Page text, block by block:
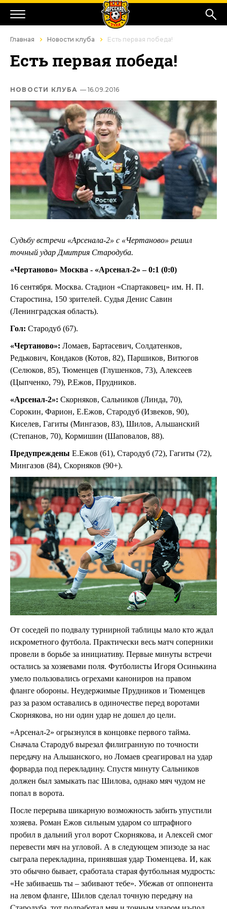
Главная Новости клуба Есть первая победа!
Есть первая победа!
НОВОСТИ КЛУБА — 16.09.2016
Судьбу встречи «Арсенала-2» с «Чертаново» решил
точный удар Дмитрия Стародуба.
«Чертаново» Москва - «Арсенал-2» – 0:1 (0:0)
16 сентября. Москва. Стадион «Спартаковец» им. Н. П.
Старостина, 150 зрителей. Судья Денис Савин
(Ленинградская область).
Гол: Стародуб (67).
«Чертаново»: Ломаев, Бартасевич, Солдатенков,
Редькович, Кондаков (Котов, 82), Паршиков, Витюгов
(Селюков, 85), Тюменцев (Глушенков, 73), Алексеев
(Цыпченко, 79), Р.Ежов, Прудников.
«Арсенал-2»: Скорняков, Сальников (Линда, 70),
Сорокин, Фарион, Е.Ежов, Стародуб (Извеков, 90),
Киселев, Гагиты (Мингазов, 83), Шилов, Альшанский
(Степанов, 70), Кормишин (Шаповалов, 88).
Предупреждены Е.Ежов (61), Стародуб (72), Гагиты (72),
Мингазов (84), Скорняков (90+).
От соседей по подвалу турнирной таблицы мало кто ждал
искрометного футбола. Практически весь матч соперники
провели в борьбе за инициативу. Первые минуты встречи
остались за хозяевами поля. Футболисты Игоря Осинькина
умело пользовались огрехами канониров на правом
фланге обороны. Неудержимые Прудников и Тюменцев
раз за разом оставались в одиночестве перед воротами
Скорнякова, но ни один удар не дошел до цели.
«Арсенал-2» огрызнулся в концовке первого тайма.
Сначала Стародуб вырезал филигранную по точности
передачу на Альшанского, но Ломаев среагировал на удар
форварда под перекладину. Спустя минуту Сальников
должен был замыкать пас Шилова, однако мяч чудом не
попал в ворота.
После перерыва шикарную возможность забить упустили
хозяева. Роман Ежов сильным ударом со штрафного
пробил в дальний угол ворот Скорнякова, и Алексей смог
перевести мяч на угловой. А в следующем эпизоде за нас
сыграла перекладина, принявшая удар Тюменцева. И, как
это обычно бывает, сработала старая футбольная мудрость:
«Не забиваешь ты – забивают тебе». Убежав от оппонента
на левом фланге, Шилов сделал точную передачу на